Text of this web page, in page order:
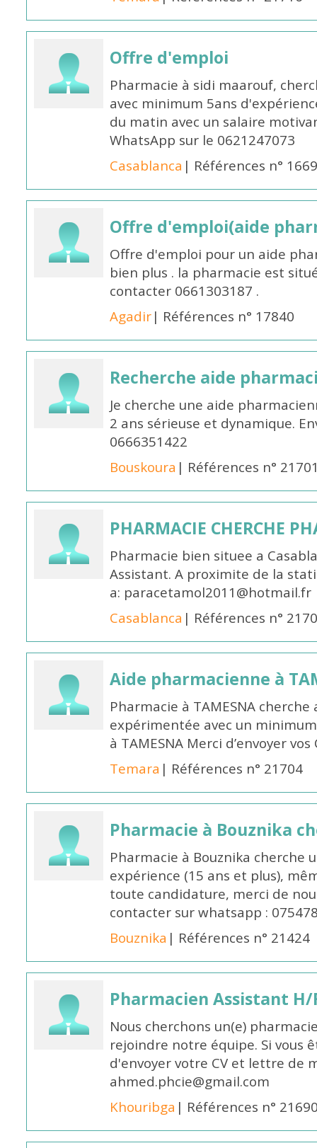
Offre d'emploi
Pharmacie à sidi maarouf,
avec minimum 5ans
du matin avec un salaire
WhatsApp sur le 0621247073
Casablanca | Références n°
Offre d'emploi(aide
Offre d'emploi pour un aide
bien plus . la pharmacie est
contacter 0661303187 .
Agadir| Références n° 17840
Recherche aide
Je cherche une aide
2 ans sérieuse et dynamique.
0666351422
Bouskoura | Références n°
PHARMACIE CHERCHE
Pharmacie bien situee a
Assistant. A proximite de la
a: paracetamol2011@hotmail.fr
Casablanca | Références n°
Aide pharmacienne à
Pharmacie à TAMESNA
expérimentée avec un
à TAMESNA Merci d’envoyer
Temara | Références n° 21704
Pharmacie à Bouznika
Pharmacie à Bouznika cherche
expérience (15 ans et plus),
toute candidature, merci de
contacter sur whatsapp :
Bouznika | Références n° 21424
Pharmacien Assistant
Nous cherchons un(e)
rejoindre notre équipe. Si vous
d'envoyer votre CV et lettre de
ahmed.phcie@gmail.com
Khouribga | Références n°